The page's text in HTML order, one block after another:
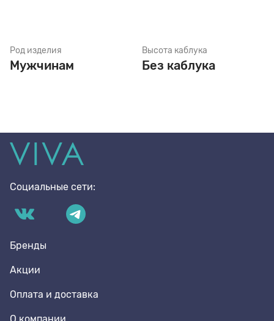
Род изделия
Мужчинам
Высота каблука
Без каблука
Социальные сети:
Бренды
Акции
Оплата и доставка